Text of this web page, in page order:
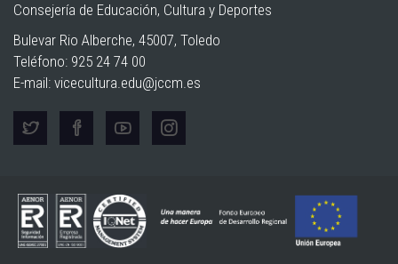
Consejería de Educación, Cultura y Deportes
Bulevar Rio Alberche, 45007, Toledo
Teléfono: 925 24 74 00
E-mail: vicecultura.edu@jccm.es